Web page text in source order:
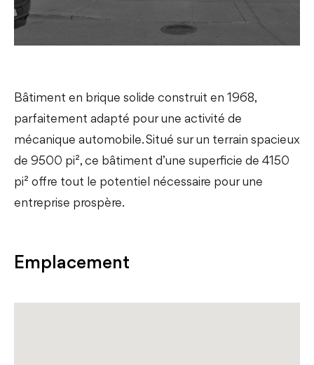
Bâtiment en brique solide construit en 1968,
parfaitement adapté pour une activité de
mécanique automobile. Situé sur un terrain spacieux
de 9500 pi², ce bâtiment d’une superficie de 4150
pi² offre tout le potentiel nécessaire pour une
entreprise prospère.
Emplacement